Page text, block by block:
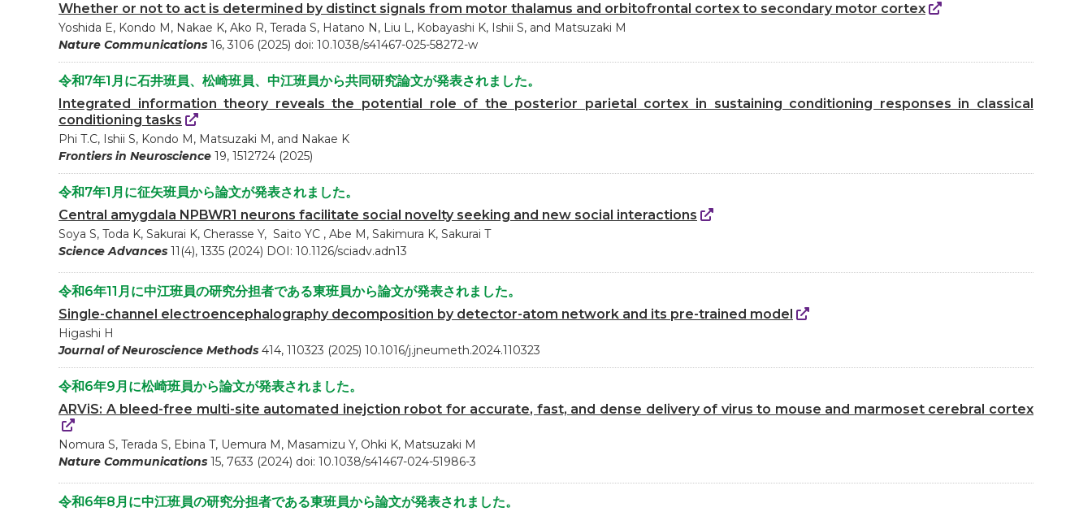
Whether or not to act is determined by distinct signals from motor thalamus and orbitofrontal cortex to secondary motor cortex
Yoshida E, Kondo M, Nakae K, Ako R, Terada S, Hatano N, Liu L, Kobayashi K, Ishii S, and Matsuzaki M
Nature Communications 16, 3106 (2025) doi: 10.1038/s41467-025-58272-w
令和7年1月に石井班員、松崎班員、中江班員から共同研究論文が発表されました。
Integrated information theory reveals the potential role of the posterior parietal cortex in sustaining conditioning responses in classical
conditioning tasks
Phi T.C, Ishii S, Kondo M, Matsuzaki M, and Nakae K
Frontiers in Neuroscience 19, 1512724 (2025)
令和7年1月に征矢班員から論文が発表されました。
Central amygdala NPBWR1 neurons facilitate social novelty seeking and new social interactions
Soya S, Toda K, Sakurai K, Cherasse Y, Saito YC , Abe M, Sakimura K, Sakurai T
Science Advances 11(4), 1335 (2024) DOI: 10.1126/sciadv.adn13
令和6年11月に中江班員の研究分担者である東班員から論文が発表されました。
Single-channel electroencephalography decomposition by detector-atom network and its pre-trained model
Higashi H
Journal of Neuroscience Methods 414, 110323 (2025) 10.1016/j.jneumeth.2024.110323
令和6年9月に松崎班員から論文が発表されました。
ARViS: A bleed-free multi-site automated inejction robot for accurate, fast, and dense delivery of virus to mouse and marmoset cerebral cortex
Nomura S, Terada S, Ebina T, Uemura M, Masamizu Y, Ohki K, Matsuzaki M
Nature Communications 15, 7633 (2024) doi: 10.1038/s41467-024-51986-3
令和6年8月に中江班員の研究分担者である東班員から論文が発表されました。